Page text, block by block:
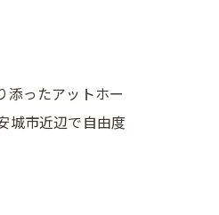
添ったアットホー
城市近辺で自由度